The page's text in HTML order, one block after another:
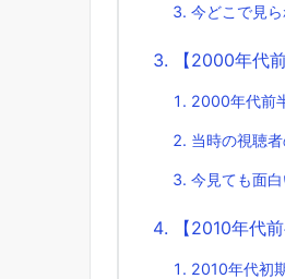
今どこで見
【2000年代
2000年代前
当時の視聴
今見ても面
【2010年代
2010年代初